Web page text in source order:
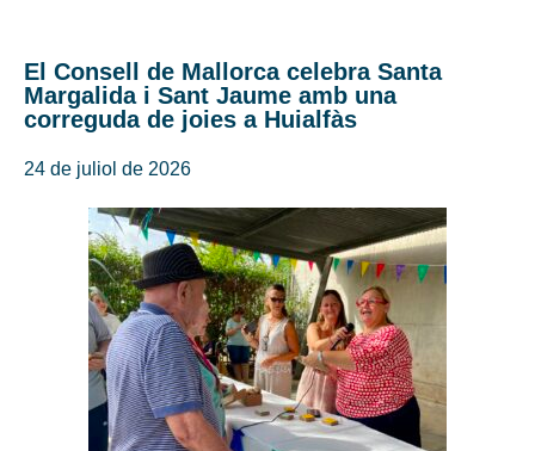
El Consell de Mallorca celebra Santa
Margalida i Sant Jaume amb una
correguda de joies a Huialfàs
24 de juliol de 2026